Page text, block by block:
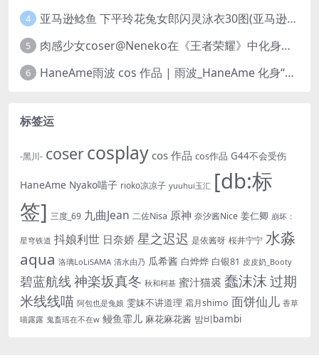
4 亚马逊鲶鱼 下平玲花兔女郎闪灵泳衣30图(亚马逊巨型鲶鱼视频)
5 肉感少女coser@Neneko在《王者荣耀》中化身魅力迷人的貂蝉
6 HaneAme雨波 cos 作品 | 雨波_HaneAme 化身“美丽女神”阿佛洛狄忒
标签运
-黑川- cosercosplay cos 作品 cos作品 G44不会受伤
HaneAme Nyako喵子 rioko凉凉子 yuuhui玉汇 [db:标
签] 三度_69 九曲Jean 二佐Nisa 原神 奈汐酱Nice 姜仁卿 崩坏：
星穹铁道 抖娘利世 日奈娇 星之迟迟 是依酱呀 桜井宁宁 水淼
aqua 洛璃LoLiSAMA 清水由乃 瓜希酱 白烨烨 白银81 皮皮奶_Booty
碧蓝航线神楽坂真冬 秋和柯基 蜜汁猫裘 蠢沫沫 过期
米线线喵 阿包也是兔娘 雯妹不讲道理 霜月shimo 面饼仙儿 香草
喵露露 鬼畜瑶在不在w 鳗鱼霏儿 麻花麻花酱 밤비bambi